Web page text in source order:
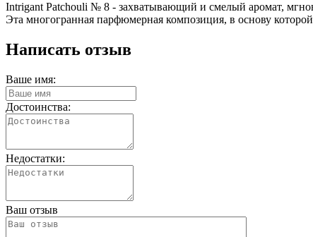
Intrigant Patchouli № 8 - захватывающий и смелый аромат,
Эта многогранная парфюмерная композиция, в основу
Написать отзыв
Ваше имя:
Достоинства:
Недостатки:
Ваш отзыв